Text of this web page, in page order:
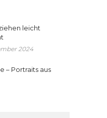
leicht
2024
– Portraits aus